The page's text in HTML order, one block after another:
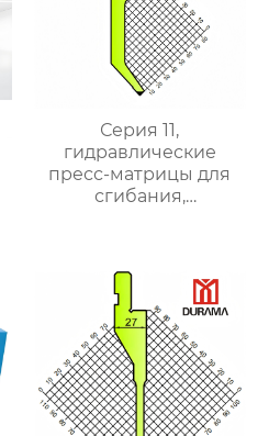
Серия 11,
гидравлические
пресс-матрицы для
сгибания,